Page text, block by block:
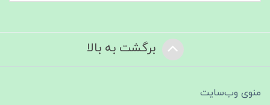
برگشت به بالا
منوی وب‌سایت